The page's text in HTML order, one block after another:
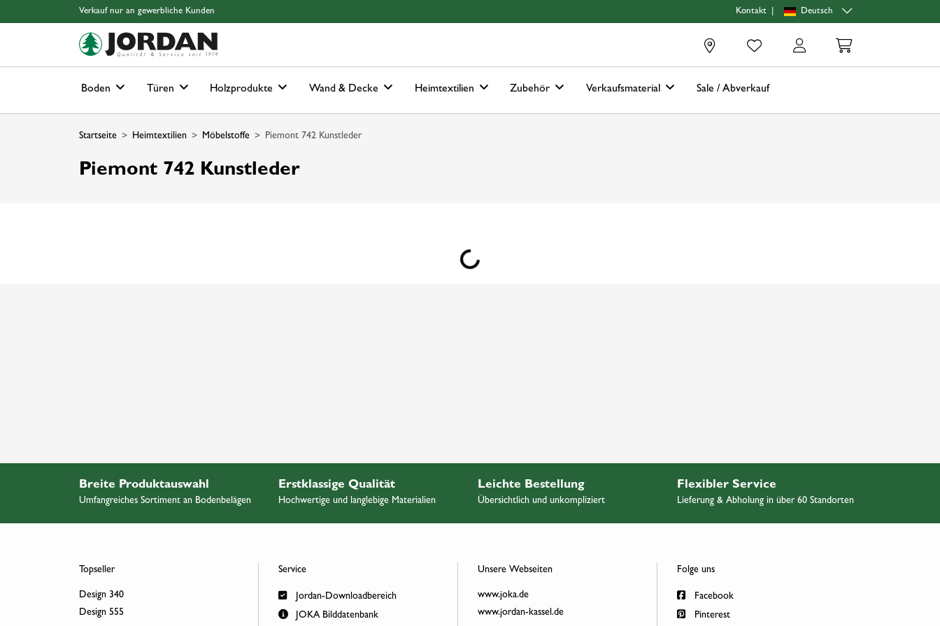
Springe zu Hauptinhalt Springe zum Header Springe zum Footer
Verkauf nur an gewerbliche Kunden Kontakt Deutsch
Boden Türen Holzprodukte Wand & Decke Heimtextilien Zubehör Verkaufsmaterial Sale / Abverkauf
Startseite Heimtextilien Möbelstoffe Piemont 742 Kunstleder
Piemont 742 Kunstleder
Loading...
Breite Produktauswahl
Umfangreiches Sortiment an Bodenbelägen
Erstklassige Qualität
Hochwertige und langlebige Materialien
Leichte Bestellung
Übersichtlich und unkompliziert
Flexibler Service
Lieferung & Abholung in über 60 Standorten
Topseller
Design 340
Design 555
Service
Jordan-Downloadbereich
JOKA Bilddatenbank
Unsere Webseiten
www.joka.de
www.jordan-kassel.de
Folge uns
Facebook
Pinterest